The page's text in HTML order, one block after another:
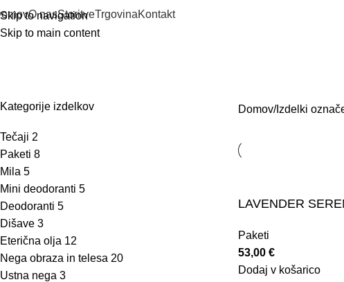
Skip to navigation
Skip to main content
O nasStoritveTrgovinaKontakt
lavander
Kategorije izdelkov
Tečaji 2
Paketi 8
Mila 5
Mini deodoranti 5
Deodoranti 5
Dišave 3
Eterična olja 12
Nega obraza in telesa 20
Ustna nega 3
Domov Izdelki
LAVENDER
Paketi
53,00 €
Dodaj v košarico